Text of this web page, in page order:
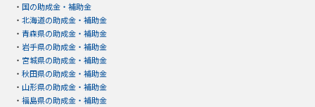
・ 国の助成金・補助金
・ 北海道の助成金・補助金
・ 青森県の助成金・補助金
・ 岩手県の助成金・補助金
・ 宮城県の助成金・補助金
・ 秋田県の助成金・補助金
・ 山形県の助成金・補助金
・ 福島県の助成金・補助金